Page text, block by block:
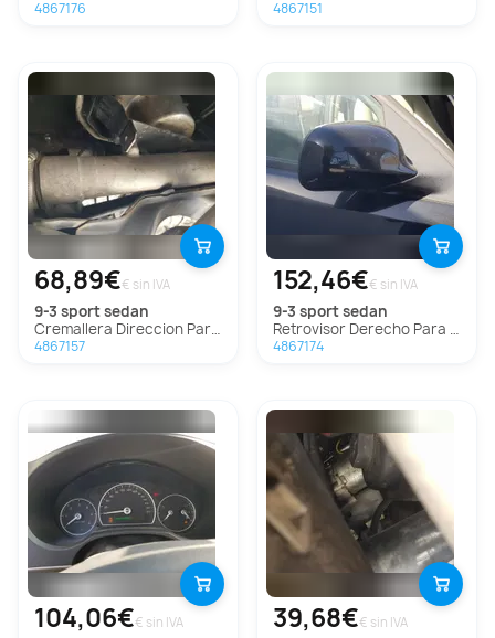
4867176 4867151
68,89€€ sin IVA
9-3 sport sedan
Cremallera Direccion Para Saab 9-3 Sport Sedán
4867157
152,46€€ sin IVA
9-3 sport sedan
Retrovisor Derecho Para Saab 9-3 Sport Sedán
4867174
104,06€€ sin IVA 39,68€€ sin IVA